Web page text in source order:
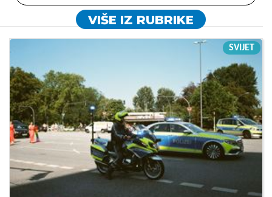
VIŠE IZ RUBRIKE
SVIJET